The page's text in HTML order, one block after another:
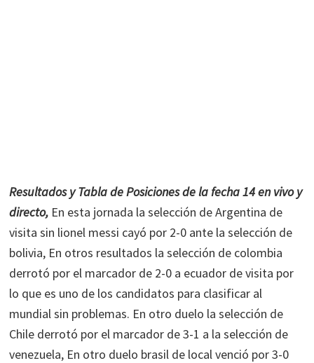
Resultados y Tabla de Posiciones de la fecha 14 en vivo y
directo, En esta jornada la selección de Argentina de
visita sin lionel messi cayó por 2-0 ante la selección de
bolivia, En otros resultados la selección de colombia
derrotó por el marcador de 2-0 a ecuador de visita por
lo que es uno de los candidatos para clasificar al
mundial sin problemas. En otro duelo la selección de
Chile derrotó por el marcador de 3-1 a la selección de
venezuela, En otro duelo brasil de local venció por 3-0